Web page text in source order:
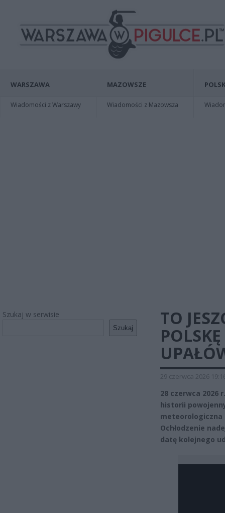
WARSZAWA
Wiadomości z Warszawy
MAZOWSZE
Wiadomości z Mazowsza
Szukaj w serwisie
Szukaj
TO
29 czerwca 2026
28 czerwca 2026
historii
meteorologiczna
Ochłodzenie
datę kolejnego